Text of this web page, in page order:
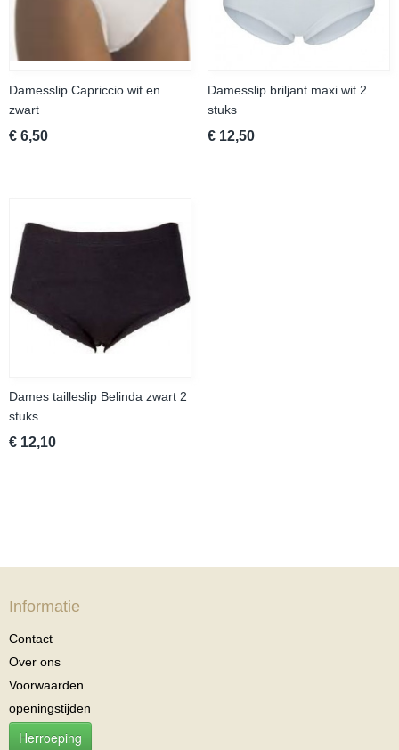
Damesslip Capriccio wit en
zwart
€ 6,50
Damesslip briljant maxi wit 2
stuks
€ 12,50
Dames tailleslip Belinda zwart 2
stuks
€ 12,10
Informatie
Contact
Over ons
Voorwaarden
openingstijden
Herroeping